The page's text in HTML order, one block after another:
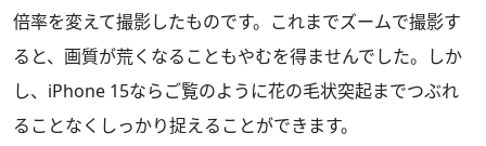
倍率を変えて撮影したものです。これまでズームで撮影す
ると、画質が荒くなることもやむを得ませんでした。しか
し、iPhone 15ならご覧のように花の毛状突起までつぶれ
ることなくしっかり捉えることができます。